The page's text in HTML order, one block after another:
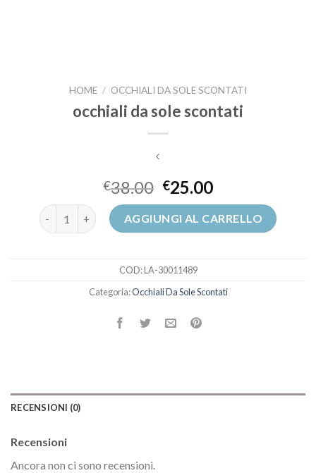
HOME / OCCHIALI DA SOLE SCONTATI
occhiali da sole scontati
€38.00 €25.00
occhiali da sole scontati quantità
AGGIUNGI AL CARRELLO
COD:LA-30011489
Categoria:Occhiali Da Sole Scontati
RECENSIONI (0)
Recensioni
Ancora non ci sono recensioni.